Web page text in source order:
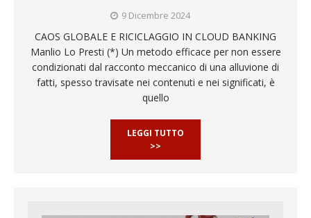
9 Dicembre 2024
CAOS GLOBALE E RICICLAGGIO IN CLOUD BANKING
Manlio Lo Presti (*) Un metodo efficace per non essere
condizionati dal racconto meccanico di una alluvione di
fatti, spesso travisate nei contenuti e nei significati, è
quello
LEGGI TUTTO
>>